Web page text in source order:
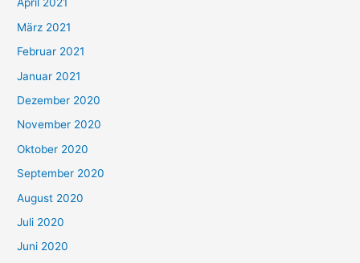
April 2021
März 2021
Februar 2021
Januar 2021
Dezember 2020
November 2020
Oktober 2020
September 2020
August 2020
Juli 2020
Juni 2020